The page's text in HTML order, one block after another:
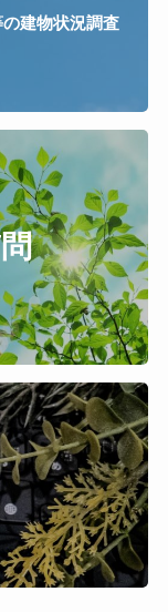
建物状況調査